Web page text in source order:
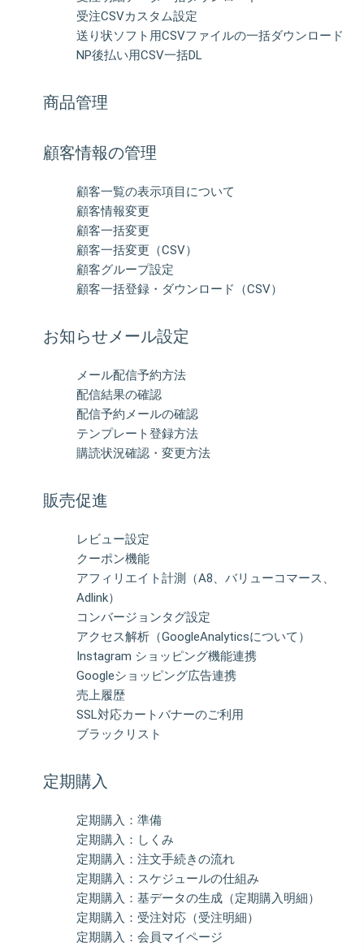
受注CSVカスタム設定
送り状ソフト用CSVファイルの一括ダウンロード
NP後払い用CSV一括DL
商品管理
顧客情報の管理
顧客一覧の表示項目について
顧客情報変更
顧客一括変更
顧客一括変更（CSV）
顧客グループ設定
顧客一括登録・ダウンロード（CSV）
お知らせメール設定
メール配信予約方法
配信結果の確認
配信予約メールの確認
テンプレート登録方法
購読状況確認・変更方法
販売促進
レビュー設定
クーポン機能
アフィリエイト計測（A8、バリューコマース、
Adlink）
コンバージョンタグ設定
アクセス解析（GoogleAnalyticsについて）
Instagram ショッピング機能連携
Googleショッピング広告連携
売上履歴
SSL対応カートバナーのご利用
ブラックリスト
定期購入
定期購入：準備
定期購入：しくみ
定期購入：注文手続きの流れ
定期購入：スケジュールの仕組み
定期購入：基データの生成（定期購入明細）
定期購入：受注対応（受注明細）
定期購入：会員マイページ